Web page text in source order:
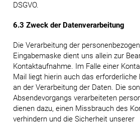
DSGVO.
6.3 Zweck der Datenverarbeitung
Die Verarbeitung der
Eingabemaske dient uns allein zur
Kontaktaufnahme. Im Falle einer
Mail liegt hierin auch das
an der Verarbeitung der Daten. Die
Absendevorgangs verarbeiteten
dienen dazu, einen Missbrauch des
verhindern und die Sicherheit unserer